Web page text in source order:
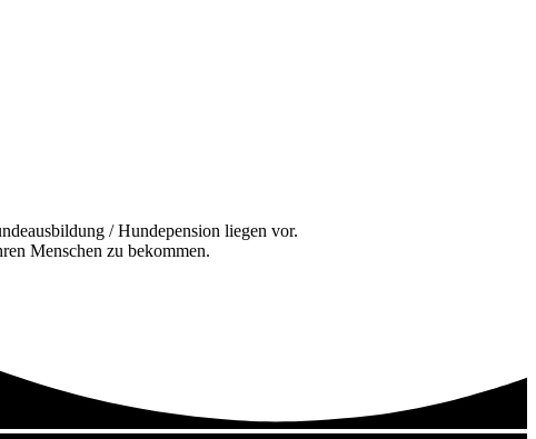
/ Hundepension liegen vor.
Menschen zu bekommen.